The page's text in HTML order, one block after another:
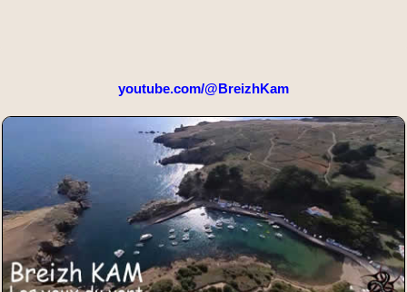
youtube.com/@BreizhKam